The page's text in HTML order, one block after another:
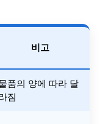
비고
품의 양에 따라 달
짐